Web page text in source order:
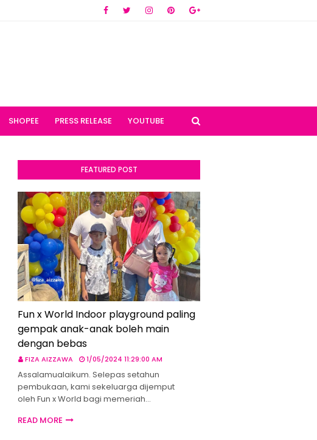
SHOPEE PRESS RELEASE YOUTUBE
FEATURED POST
Fun x World Indoor playground paling
gempak anak-anak boleh main
dengan bebas
FIZA AIZZAWA 1/05/2024 11:29:00 AM
Assalamualaikum. Selepas setahun
pembukaan, kami sekeluarga dijemput
oleh Fun x World bagi memeriah…
READ MORE